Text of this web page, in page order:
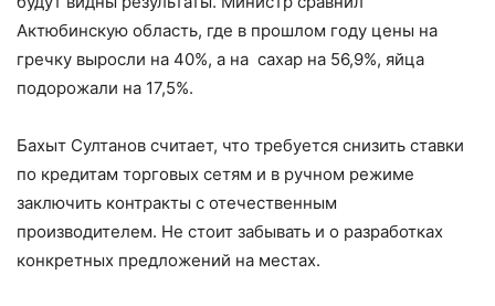
Актюбинскую область, где в прошлом году цены на
гречку выросли на 40%, а на сахар на 56,9%, яйца
подорожали на 17,5%.
Бахыт Султанов считает, что требуется снизить ставки
по кредитам торговых сетям и в ручном режиме
заключить контракты с отечественным
производителем. Не стоит забывать и о разработках
конкретных предложений на местах.